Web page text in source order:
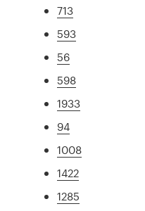
713
593
56
598
1933
94
1008
1422
1285